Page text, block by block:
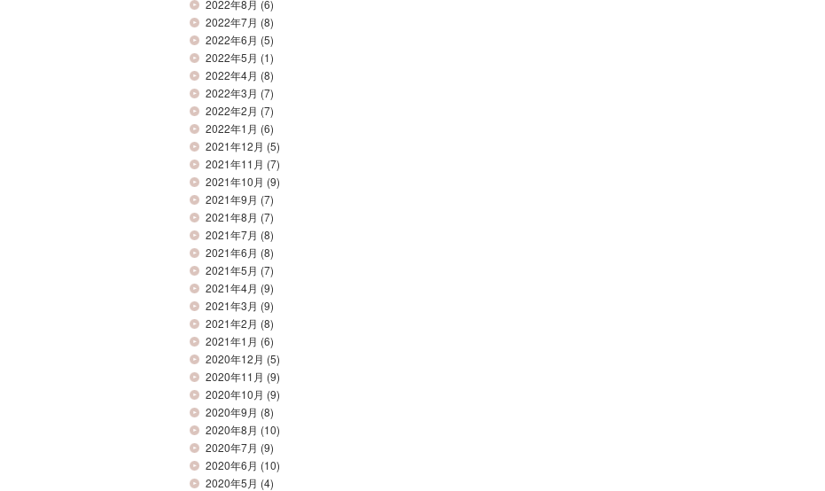
2022年8月 (6)
2022年7月 (8)
2022年6月 (5)
2022年5月 (1)
2022年4月 (8)
2022年3月 (7)
2022年2月 (7)
2022年1月 (6)
2021年12月 (5)
2021年11月 (7)
2021年10月 (9)
2021年9月 (7)
2021年8月 (7)
2021年7月 (8)
2021年6月 (8)
2021年5月 (7)
2021年4月 (9)
2021年3月 (9)
2021年2月 (8)
2021年1月 (6)
2020年12月 (5)
2020年11月 (9)
2020年10月 (9)
2020年9月 (8)
2020年8月 (10)
2020年7月 (9)
2020年6月 (10)
2020年5月 (4)